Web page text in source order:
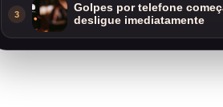
3
Golpes por telefone
desligue imediatamente